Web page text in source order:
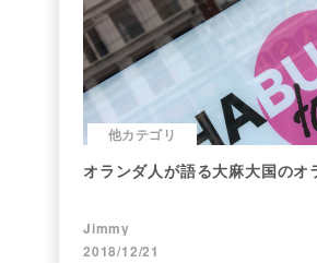
他カテゴリ
オランダ人が語る大麻大国のオ
Jimmy
2018/12/21